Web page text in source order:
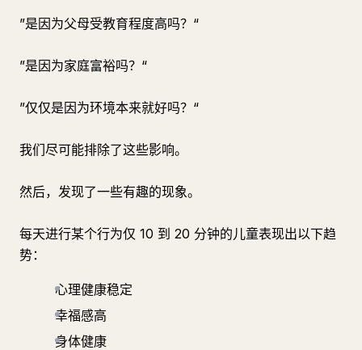
”是因为父母受教育程度高吗？“
”是因为家庭富裕吗？“
”仅仅是因为环境本来就好吗？“
我们尽可能排除了这些影响。
然后，发现了一些有趣的现象。
每天进行某个行为仅 10 到 20 分钟的儿童表现出以下趋
势：
心理健康稳定
幸福感高
身体健康